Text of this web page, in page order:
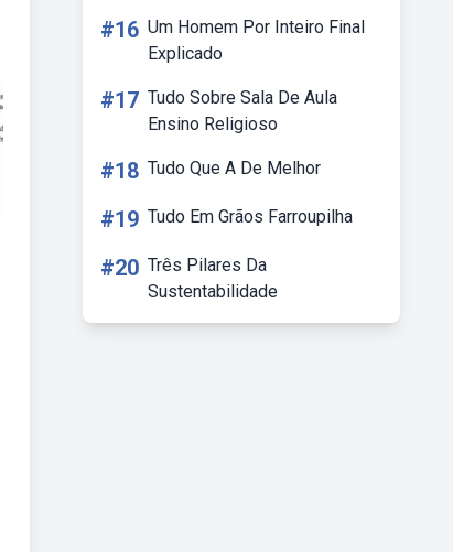
#16 Um Homem Por Inteiro Final
Explicado
#17 Tudo Sobre Sala De Aula
Ensino Religioso
#18 Tudo Que A De Melhor
#19 Tudo Em Grãos Farroupilha
#20 Três Pilares Da
Sustentabilidade